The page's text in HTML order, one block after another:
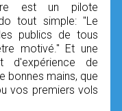
est un pilote
tout simple: "Le
publics de tous
motivé." Et une
d'expérience de
bonnes mains, que
vos premiers vols